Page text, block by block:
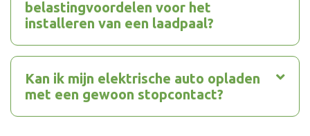
belastingvoordelen voor het
installeren van een laadpaal?
Kan ik mijn elektrische auto opladen
met een gewoon stopcontact?